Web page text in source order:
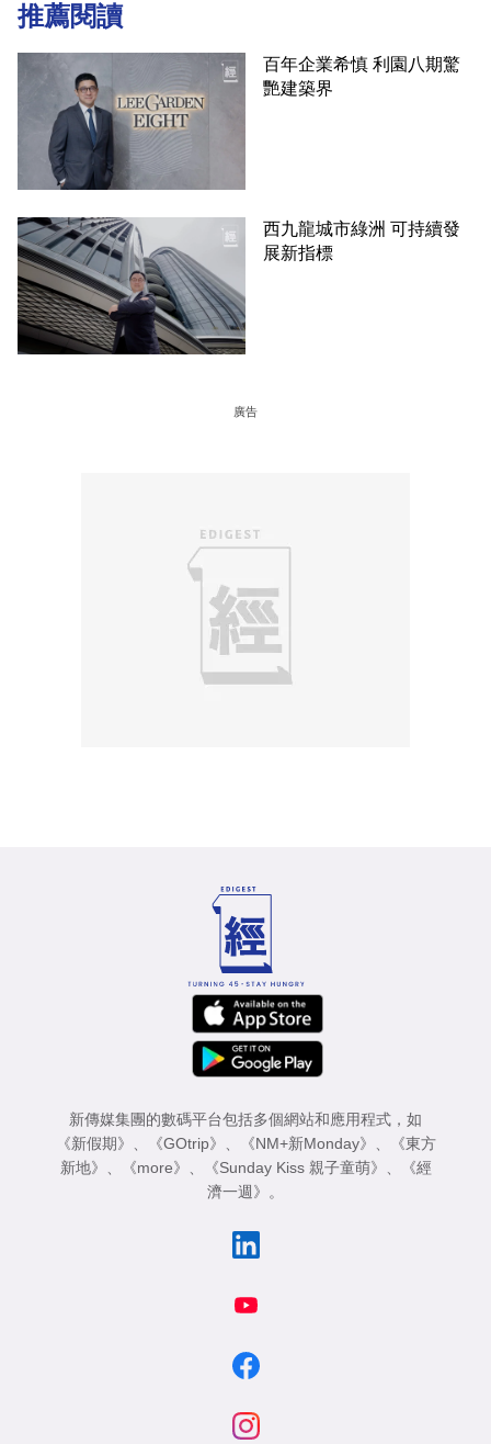
推薦閱讀
百年企業希慎 利園八期驚
艷建築界
西九龍城市綠洲 可持續發
展新指標
廣告
新傳媒集團的數碼平台包括多個網站和應用程式，如
《新假期》
《GOtrip》 《NM+新Monday》
《東方
新地》
《more》 《Sunday Kiss 親子童萌》
《經
濟一週》
。